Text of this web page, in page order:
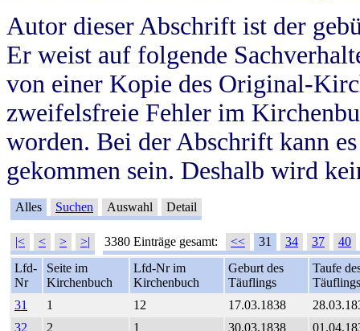
Autor dieser Abschrift ist der
Er weist auf folgende
von einer Kopie des Original-
zweifelsfreie Fehler im
worden. Bei der Abschrift kann
gekommen sein. Deshalb wird
Alles Suchen Auswahl Detail
|< < > >| 3380 Einträge gesamt: << 31 34 37
40
Lfd-
Nr
Seite im
Kirchenbuch
Lfd-Nr im
Kirchenbuch
Geburt des
Täuflings
Taufe
Täuflings
31
1 12 17.03.1838
32
2 1 30.03.1838